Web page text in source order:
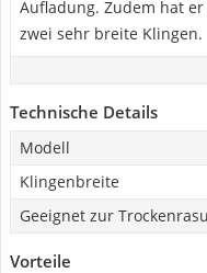
Aufladung. Zudem hat
zwei sehr breite Klingen.
Technische Details
Modell
Klingenbreite
Geeignet zur
Vorteile